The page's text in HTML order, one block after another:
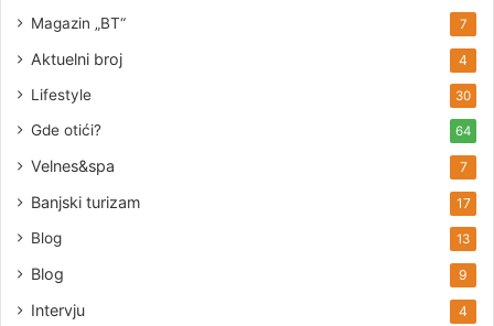
Magazin „BT“ 7
Aktuelni broj 4
Lifestyle 30
Gde otići? 64
Velnes&spa 7
Banjski turizam 17
Blog 13
Blog 9
Intervju 4